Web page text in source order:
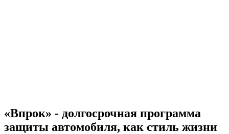
«Впрок» - долгосрочная программа
защиты автомобиля, как стиль жизни